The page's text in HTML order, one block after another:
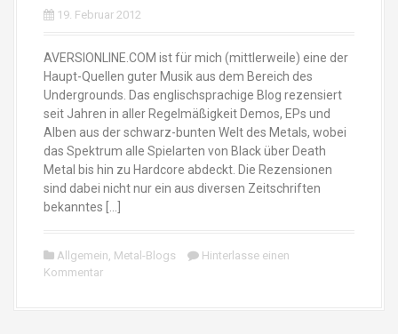
19. Februar 2012
AVERSIONLINE.COM ist für mich (mittlerweile) eine der
Haupt-Quellen guter Musik aus dem Bereich des
Undergrounds. Das englischsprachige Blog rezensiert
seit Jahren in aller Regelmäßigkeit Demos, EPs und
Alben aus der schwarz-bunten Welt des Metals, wobei
das Spektrum alle Spielarten von Black über Death
Metal bis hin zu Hardcore abdeckt. Die Rezensionen
sind dabei nicht nur ein aus diversen Zeitschriften
bekanntes […]
Allgemein, Metal-Blogs
Hinterlasse einen
Kommentar